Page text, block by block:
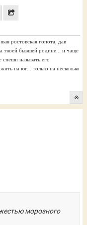
ростовская гопота, дав
твоей бывшей родине... и чаще
спеши называть его
на юг... только на несколько
морозного